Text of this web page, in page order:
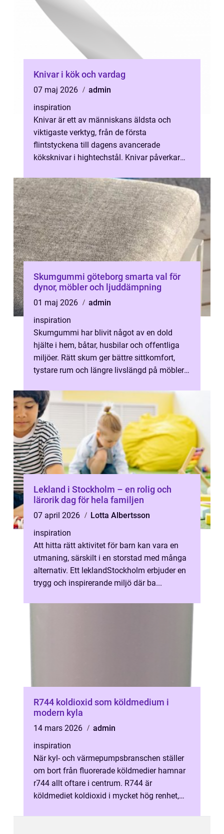
Knivar i kök och vardag
07 maj 2026
admin
inspiration
Knivar är ett av människans äldsta och
viktigaste verktyg, från de första
flintstyckena till dagens avancerade
köksknivar i hightechstål. Knivar påverkar
och h...
Skumgummi göteborg smarta val för
dynor, möbler och ljuddämpning
01 maj 2026
admin
inspiration
Skumgummi har blivit något av en dold
hjälte i hem, båtar, husbilar och offentliga
miljöer. Rätt skum ger bättre sittkomfort,
tystare rum och längre livslängd på möbler.
Lekland i Stockholm – en rolig och
lärorik dag för hela familjen
07 april 2026
Lotta Albertsson
inspiration
Att hitta rätt aktivitet för barn kan vara en
utmaning, särskilt i en storstad med många
alternativ. Ett leklandStockholm erbjuder en
trygg och inspirerande miljö där ba...
R744 koldioxid som köldmedium i
modern kyla
14 mars 2026
admin
inspiration
När kyl- och värmepumpsbranschen ställer
om bort från fluorerade köldmedier hamnar
r744 allt oftare i centrum. R744 är
köldmediet koldioxid i mycket hög renhet,